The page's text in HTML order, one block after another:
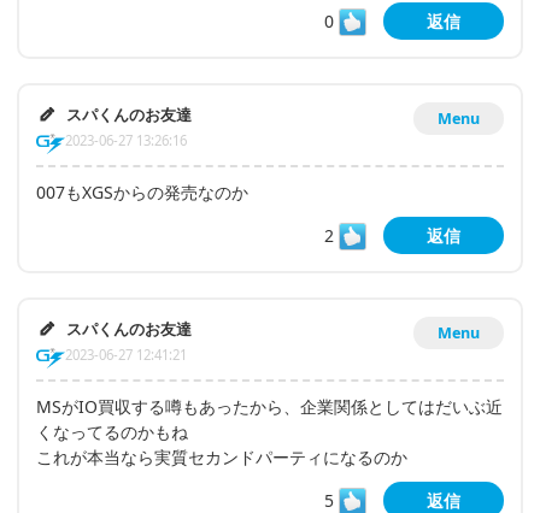
0
返信
Menu
スパくんのお友達
2023-06-27 13:26:16
007もXGSからの発売なのか
2
返信
Menu
スパくんのお友達
2023-06-27 12:41:21
MSがIO買収する噂もあったから、企業関係としてはだいぶ近
くなってるのかもね
これが本当なら実質セカンドパーティになるのか
5
返信